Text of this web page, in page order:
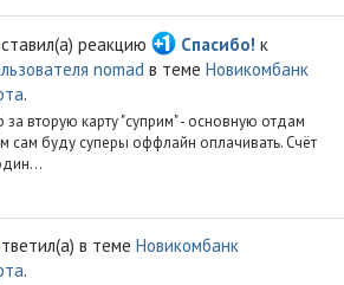
реакцию Спасибо! к
nomad в теме Новикомбанк
.
за вторую карту "суприм" - основную отдам
сам буду суперы оффлайн оплачивать. Счёт
в теме Новикомбанк
.